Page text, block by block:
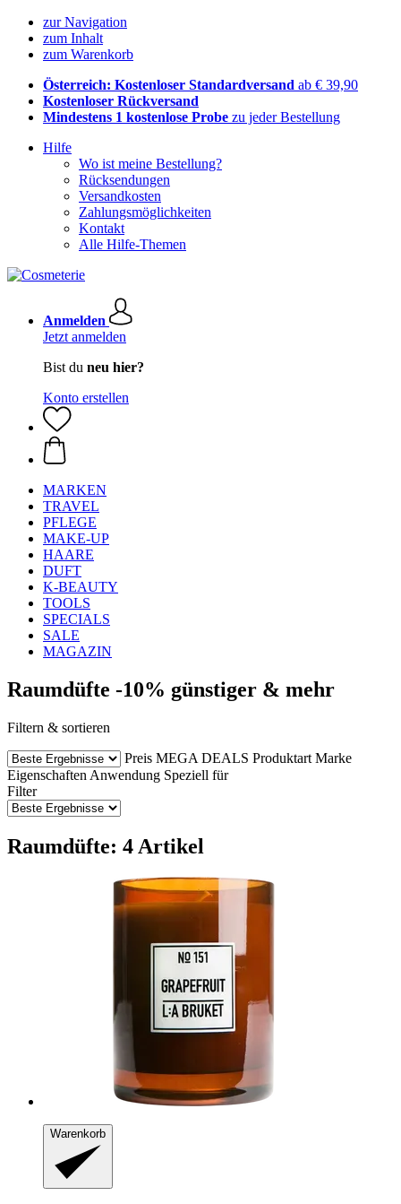
zur Navigation
zum Inhalt
zum Warenkorb
Österreich: Kostenloser Standardversand ab € 39,90
Kostenloser Rückversand
Mindestens 1 kostenlose Probe zu jeder Bestellung
Hilfe
Wo ist meine Bestellung?
Rücksendungen
Versandkosten
Zahlungsmöglichkeiten
Kontakt
Alle Hilfe-Themen
Anmelden
Jetzt anmelden
Bist du neu hier?
Konto erstellen
MARKEN
TRAVEL
PFLEGE
MAKE-UP
HAARE
DUFT
K-BEAUTY
TOOLS
SPECIALS
SALE
MAGAZIN
Raumdüfte -10% günstiger & mehr
Filtern & sortieren
Preis MEGA DEALS Produktart Marke
Eigenschaften Anwendung Speziell für
Filter
Raumdüfte: 4 Artikel
Warenkorb